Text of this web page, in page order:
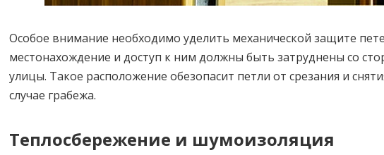
Особое внимание необходимо уделить механической защите
местонахождение и доступ к ним должны быть затруднены со
улицы. Такое расположение обезопасит петли от срезания и
случае грабежа.
Теплосбережение и шумоизоляция